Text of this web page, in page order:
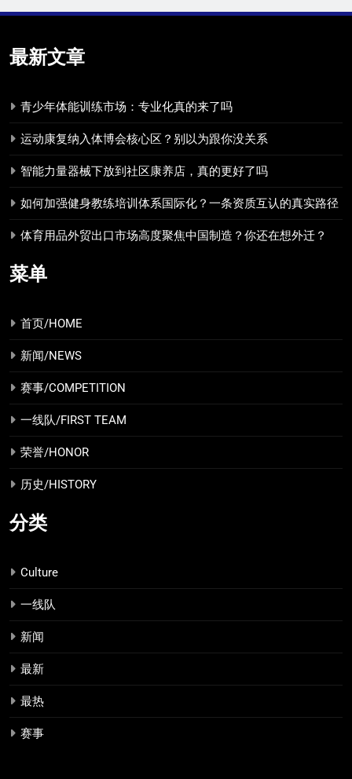
最新文章
青少年体能训练市场：专业化真的来了吗
运动康复纳入体博会核心区？别以为跟你没关系
智能力量器械下放到社区康养店，真的更好了吗
如何加强健身教练培训体系国际化？一条资质互认的真实路径
体育用品外贸出口市场高度聚焦中国制造？你还在想外迁？
菜单
首页/HOME
新闻/NEWS
赛事/COMPETITION
一线队/FIRST TEAM
荣誉/HONOR
历史/HISTORY
分类
Culture
一线队
新闻
最新
最热
赛事